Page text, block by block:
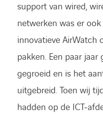
support van wired,
netwerken was er
innovatieve AirWatch
pakken. Een paar
gegroeid en is het
uitgebreid. Toen wij
hadden op de ICT-